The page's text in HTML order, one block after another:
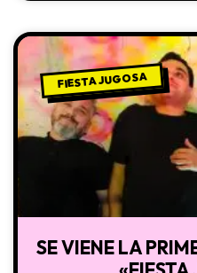
FIESTA JUGOSA
SE VIENE LA